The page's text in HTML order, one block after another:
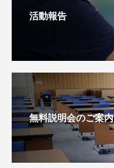
活動報告
無料説明会のご案内